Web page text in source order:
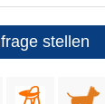
stellen